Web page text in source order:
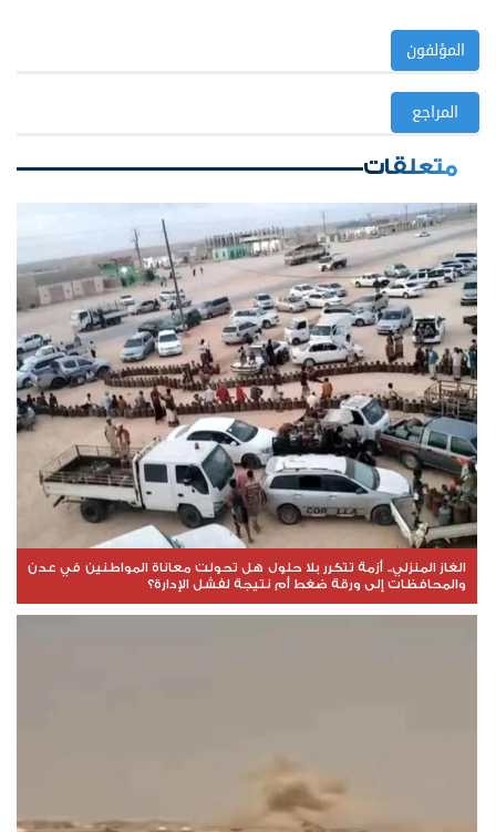
المؤلفون
المراجع
متعلقات
الغاز المنزلي.. أزمة تتكرر بلا حلول هل تحولت معاناة المواطنين في عدن
والمحافظات إلى ورقة ضغط أم نتيجة لفشل الإدارة؟